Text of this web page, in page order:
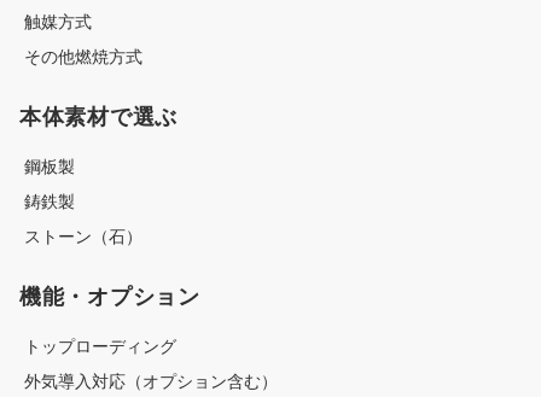
触媒方式
その他燃焼方式
本体素材で選ぶ
鋼板製
鋳鉄製
ストーン（石）
機能・オプション
トップローディング
外気導入対応（オプション含む）